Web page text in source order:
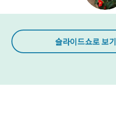
슬라이드쇼로 보기